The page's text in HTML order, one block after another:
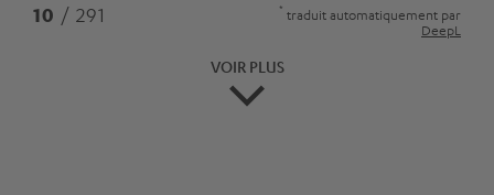
10 / 291 * traduit automatiquement par
DeepL
VOIR PLUS